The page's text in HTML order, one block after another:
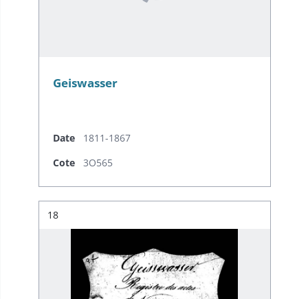
Geiswasser
Date
1811-1867
Cote
3O565
Résultat n°
18